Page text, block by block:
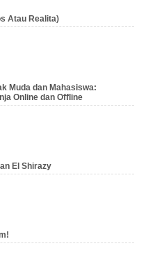
Atau Realita)
Muda dan Mahasiswa:
Online dan Offline
El Shirazy